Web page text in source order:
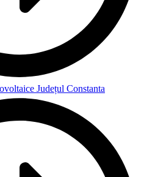
Județul Constanta